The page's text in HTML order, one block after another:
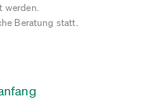
werden.
Beratung statt.